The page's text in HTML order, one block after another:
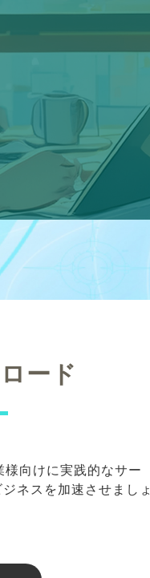
ード
向けに実践的なサー
ネスを加速させましょ